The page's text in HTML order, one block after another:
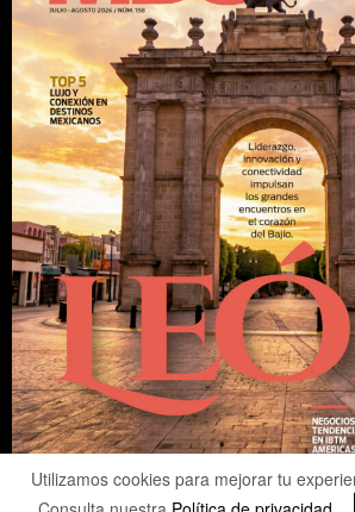
Utilizamos cookies para mejorar tu